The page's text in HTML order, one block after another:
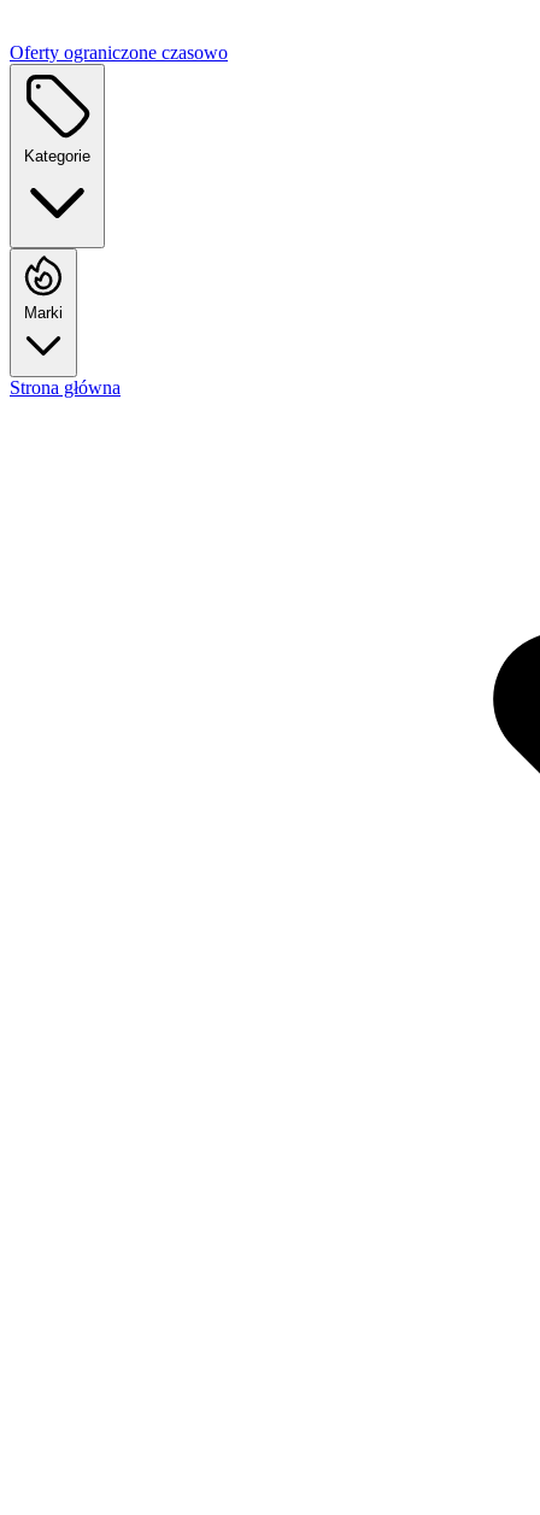
Oferty ograniczone czasowo
Kategorie
Marki
Strona główna